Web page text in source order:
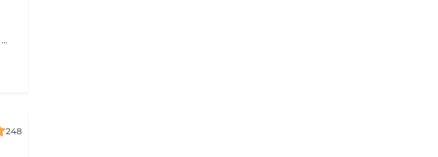
MOMENT VIP Coiffure et maquillage à votre domicile Vous vous mariez bientôt ??? Félicitations ! Pour que ce jour soit unique et parfait,laissez-nous prendre soin de vous. Inoubliable: Votre Moment d'Exception"Votre mariage est bien plus qu'un simple événement - c'est un chapitre magique dans l'histoire de votre vie. Chez nous, nous célébrons votre unicité et mettons en valeur votre beauté naturelle pour faire de ce jour le plus mémorable de votre vie. Votre Beauté, Notre Priorité: Parce que vous êtes la personne la plus importante pour ce moment d'exception, notre équipe dévouée de coiffeurs et de maquilleurs met tout en uvre pour vous sublimer, en accord avec votre style personnel et votre vision pour le grand jour. Coiffure de Rêve: De la sophistication classique à l'audace moderne, nous créons des coiffures qui capturent l'essence de votre personnalité et complètent à la perfection votre tenue de mariée, vous faisant rayonner de confiance et d'élégance. Maquillage Élégant: Avec une touche experte, notre équipe de maquilleurs vous offre un look qui met en valeur votre beauté naturelle tout en résistant aux larmes de joie et en vous assurant une allure impeccable tout au long de la journée. Votre Moment, parce que ce jour vous appartient, nous vous offrons un moment de luxe et d'intimité où vous pouvez vous détendre et vous préparer en toute sérénité, sachant que vous êtes entre de bonnes mains. Laissez -nous vous aider à créer des souvenirs inoubliables
248